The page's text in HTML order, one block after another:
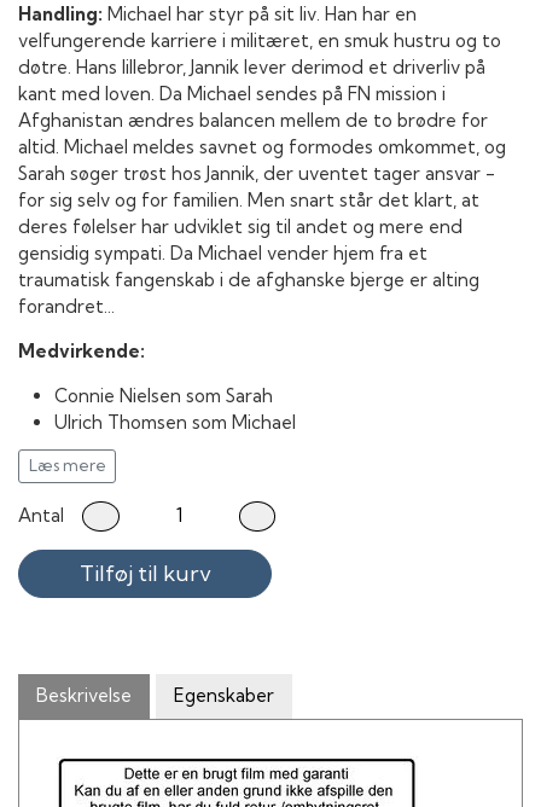
Handling: Michael har styr på sit liv. Han har en
velfungerende karriere i militæret, en smuk hustru og to
døtre. Hans lillebror, Jannik lever derimod et driverliv på
kant med loven. Da Michael sendes på FN mission i
Afghanistan ændres balancen mellem de to brødre for
altid. Michael meldes savnet og formodes omkommet, og
Sarah søger trøst hos Jannik, der uventet tager ansvar -
for sig selv og for familien. Men snart står det klart, at
deres følelser har udviklet sig til andet og mere end
gensidig sympati. Da Michael vender hjem fra et
traumatisk fangenskab i de afghanske bjerge er alting
forandret...
Medvirkende:
Connie Nielsen som Sarah
Ulrich Thomsen som Michael
Nikolaj Lie Kaas som Jannik
Sarah Juel Werner som Natalie
Rebecca Løgstrup Soltau som Camilla
Bent Mejding som Henning
Solbjørg Højfeldt som Else
Niels Olsen som Allentoft
André Babikian som Slobodan
Lene Maria Christensen som Solvej
Henrik Koefoed som Bartender
Tom Mannion som Kaptajn David Ward
Læs mere
Antal
Tilføj til kurv
Beskrivelse Egenskaber